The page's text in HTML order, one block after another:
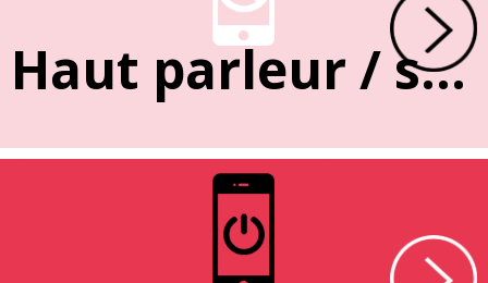
Haut parleur / sonnerie